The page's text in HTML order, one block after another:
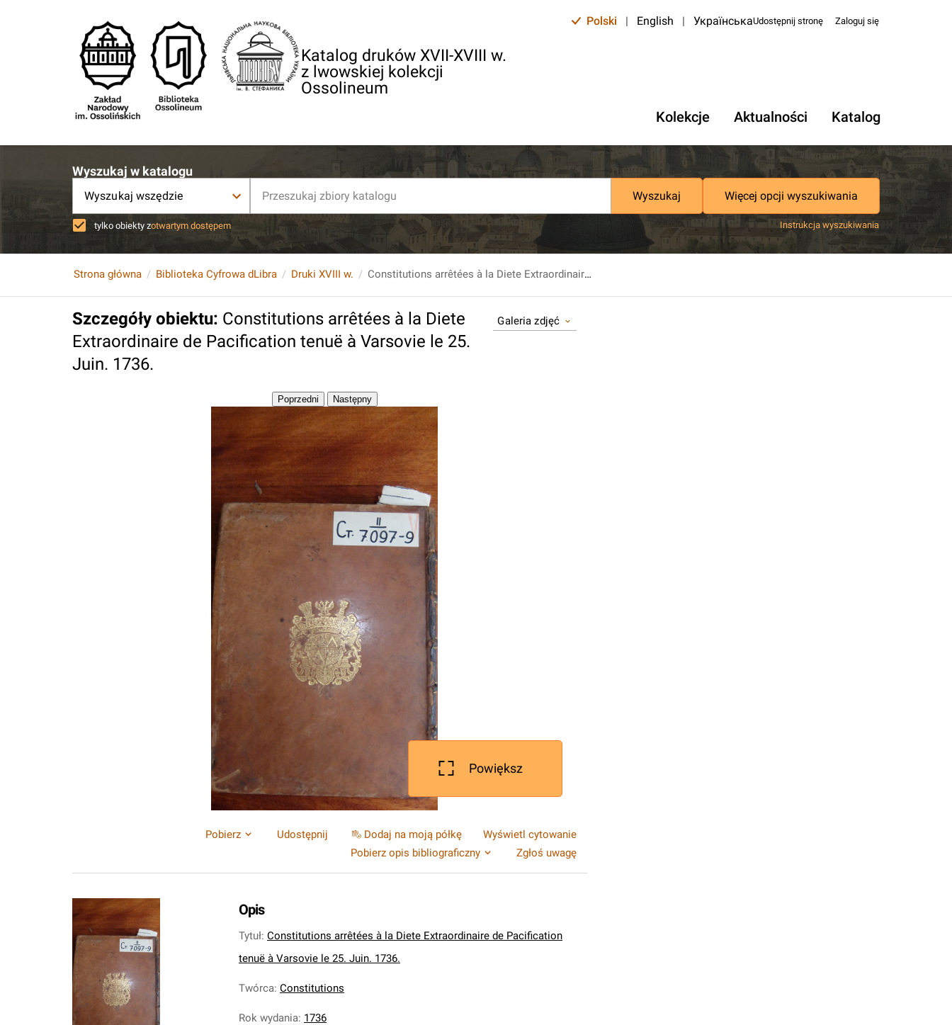
Katalog druków XVII-XVIII w.
z lwowskiej kolekcji
Ossolineum
Polski | English | УкраїнськаUdostępnij stronę Zaloguj się
Kolekcje Aktualności Katalog
Wyszukaj w katalogu
Wyszukaj wszędzie Wyszukaj Więcej opcji wyszukiwania
tylko obiekty zotwartym dostępem Instrukcja wyszukiwania
Strona główna Biblioteka Cyfrowa dLibra Druki XVIII w. Constitutions arrêtées à la Diete Extraordinaire de Pacification tenuë à Varsovie le 25. Juin. 1736.
Szczegóły obiektu: Constitutions arrêtées à la Diete
Extraordinaire de Pacification tenuë à Varsovie le 25.
Juin. 1736.
Galeria zdjęć
Powiększ
Pobierz Udostępnij Dodaj na moją półkę
Wyświetl cytowanie
Pobierz opis bibliograficzny
Zgłoś uwagę
Opis
Tytuł: Constitutions arrêtées à la Diete Extraordinaire de Pacification
tenuë à Varsovie le 25. Juin. 1736.
Twórca: Constitutions
Rok wydania: 1736